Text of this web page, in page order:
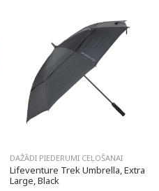
DAŽĀDI PIEDERUMI CEĻOŠANAI
Lifeventure Trek Umbrella, Extra
Large, Black